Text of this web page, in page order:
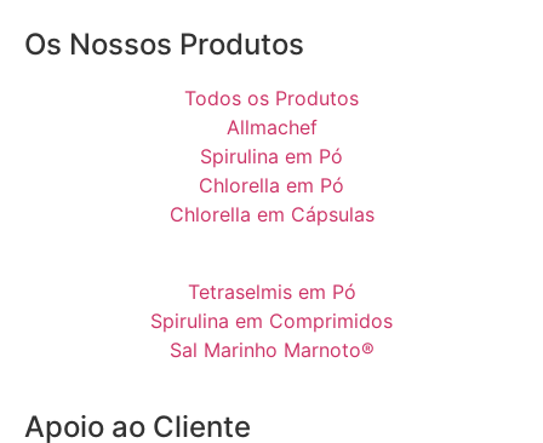
Os Nossos Produtos
Todos os Produtos
Allmachef
Spirulina em Pó
Chlorella em Pó
Chlorella em Cápsulas
Tetraselmis em Pó
Spirulina em Comprimidos
Sal Marinho Marnoto®
Apoio ao Cliente